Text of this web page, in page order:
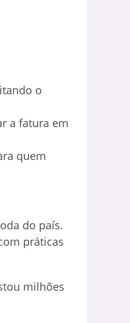
o
a fatura em
quem
do país.
práticas
milhões